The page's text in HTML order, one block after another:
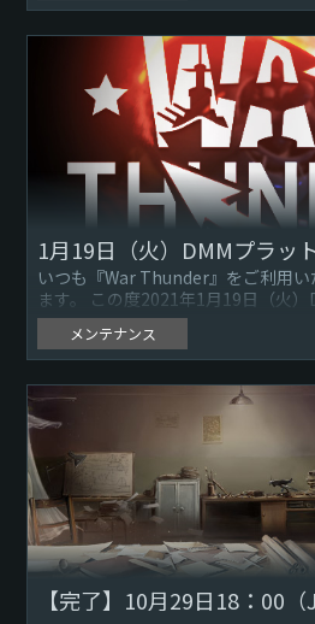
いつも『War Thunder』をご利用
ます。 この度2021年1月19日（火）DMMプラットフォームに
おけるポイント決済システムの メン
メンテナンス